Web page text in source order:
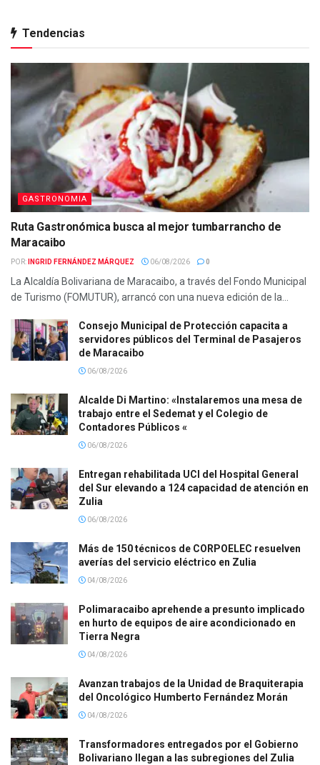
Tendencias
GASTRONOMIA
Ruta Gastronómica busca al mejor tumbarrancho de
Maracaibo
POR: INGRID FERNÁNDEZ MÁRQUEZ 06/08/2026 0
La Alcaldía Bolivariana de Maracaibo, a través del Fondo Municipal
de Turismo (FOMUTUR), arrancó con una nueva edición de la...
Consejo Municipal de Protección capacita a
servidores públicos del Terminal de Pasajeros
de Maracaibo
06/08/2026
Alcalde Di Martino: «Instalaremos una mesa de
trabajo entre el Sedemat y el Colegio de
Contadores Públicos «
06/08/2026
Entregan rehabilitada UCI del Hospital General
del Sur elevando a 124 capacidad de atención en
Zulia
06/08/2026
Más de 150 técnicos de CORPOELEC resuelven
averías del servicio eléctrico en Zulia
04/08/2026
Polimaracaibo aprehende a presunto implicado
en hurto de equipos de aire acondicionado en
Tierra Negra
04/08/2026
Avanzan trabajos de la Unidad de Braquiterapia
del Oncológico Humberto Fernández Morán
04/08/2026
Transformadores entregados por el Gobierno
Bolivariano llegan a las subregiones del Zulia